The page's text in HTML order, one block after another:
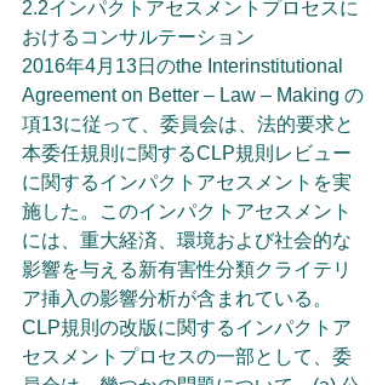
2.2インパクトアセスメントプロセスに
おけるコンサルテーション
2016年4月13日のthe Interinstitutional
Agreement on Better – Law – Making の
項13に従って、委員会は、法的要求と
本委任規則に関するCLP規則レビュー
に関するインパクトアセスメントを実
施した。このインパクトアセスメント
には、重大経済、環境および社会的な
影響を与える新有害性分類クライテリ
ア挿入の影響分析が含まれている。
CLP規則の改版に関するインパクトア
セスメントプロセスの一部として、委